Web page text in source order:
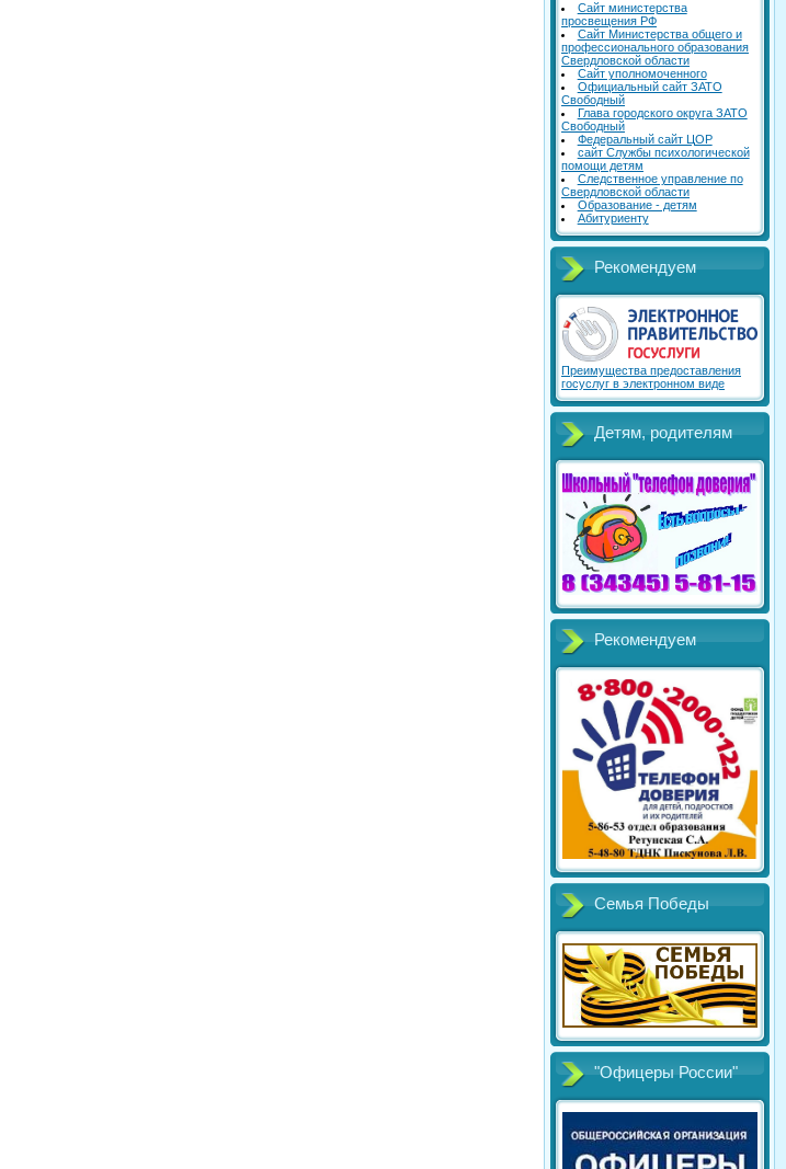
Сайт министерства
просвещения РФ
Сайт Министерства общего и
профессионального образования
Свердловской области
Сайт уполномоченного
Официальный сайт ЗАТО
Свободный
Глава городского округа ЗАТО
Свободный
Федеральный сайт ЦОР
сайт Службы психологической
помощи детям
Следственное управление по
Свердловской области
Образование - детям
Абитуриенту
Рекомендуем
Преимущества предоставления
госуслуг в электронном виде
Детям, родителям
Рекомендуем
Семья Победы
"Офицеры России"